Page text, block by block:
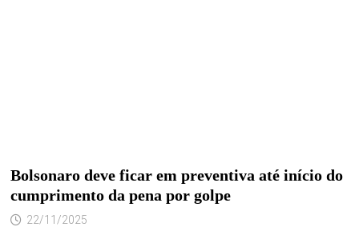
Bolsonaro deve ficar em preventiva até início do
cumprimento da pena por golpe
22/11/2025